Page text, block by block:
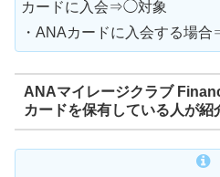
カードに入会⇒◯対象
・ANAカードに入会する場
ANAマイレージクラブ
カードを保有している人が紹